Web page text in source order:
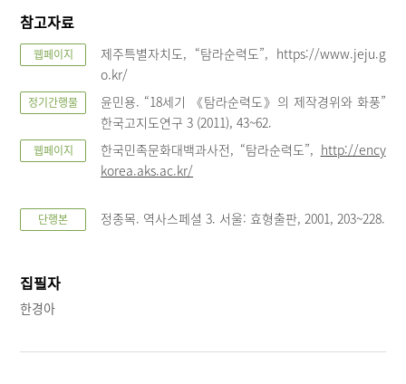
참고자료
웹페이지
제주특별자치도, “탐라순력도”, https://www.jeju.g
o.kr/
정기간행물
윤민용. “18세기 《탐라순력도》의 제작경위와 화풍”
한국고지도연구 3 (2011), 43~62.
웹페이지 한국민족문화대백과사전, “탐라순력도”, http://ency
korea.aks.ac.kr/
단행본 정종목. 역사스페셜 3. 서울: 효형출판, 2001, 203~228.
집필자
한경아